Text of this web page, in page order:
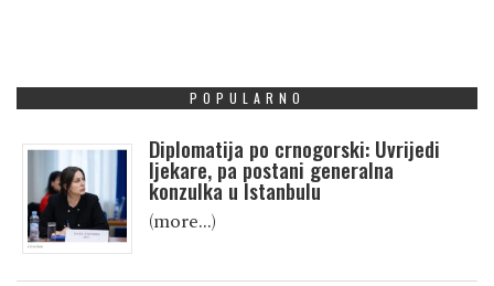
POPULARNO
Diplomatija po crnogorski: Uvrijedi
ljekare, pa postani generalna
konzulka u Istanbulu
(more…)